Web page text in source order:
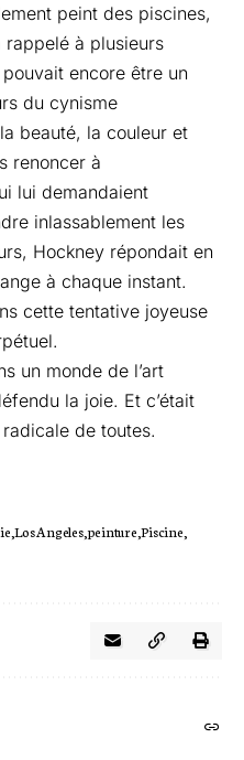
peint des piscines,
à plusieurs
encore être un
du cynisme
beauté, la couleur et
renoncer à
lui demandaient
inlassablement les
Hockney répondait en
à chaque instant.
cette tentative joyeuse
un monde de l’art
la joie. Et c’était
de toutes.
Los Angeles peinture Piscine